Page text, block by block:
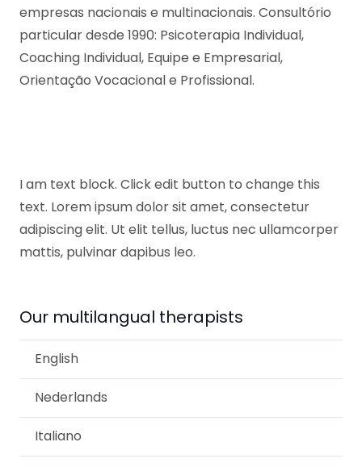
empresas nacionais e multinacionais. Consultório
particular desde 1990: Psicoterapia Individual,
Coaching Individual, Equipe e Empresarial,
Orientação Vocacional e Profissional.
I am text block. Click edit button to change this
text. Lorem ipsum dolor sit amet, consectetur
adipiscing elit. Ut elit tellus, luctus nec ullamcorper
mattis, pulvinar dapibus leo.
Our multilangual therapists
English
Nederlands
Italiano